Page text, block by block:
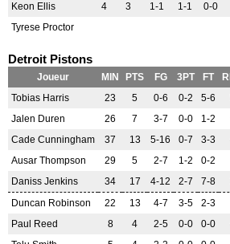
Keon Ellis
4 3 1-1 1-1 0-0
Tyrese Proctor
Detroit Pistons
Joueur MIN PTS FG 3PT FT
Tobias Harris
23 5 0-6 0-2 5-6
Jalen Duren
26 7 3-7 0-0 1-2
Cade Cunningham
37 13 5-16 0-7 3-3
Ausar Thompson
29 5 2-7 1-2 0-2
Daniss Jenkins
34 17 4-12 2-7 7-8
Duncan Robinson
22 13 4-7 3-5 2-3
Paul Reed
8 4 2-5 0-0 0-0